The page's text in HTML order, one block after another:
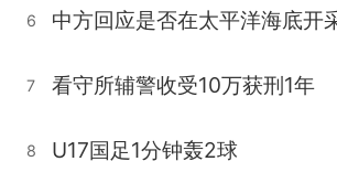
6
7 看守所辅警收受10万获刑1年
8 U17国足1分钟轰2球